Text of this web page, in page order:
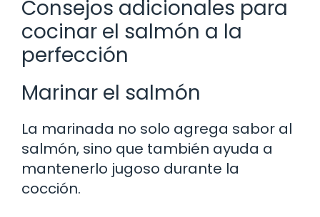
Consejos adicionales para
cocinar el salmón a la
perfección
Marinar el salmón
La marinada no solo agrega sabor al
salmón, sino que también ayuda a
mantenerlo jugoso durante la
cocción.